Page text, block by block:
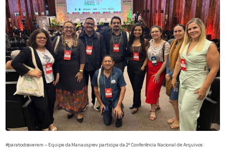
#paratodosverem – Equipe da Manausprev participa da 2ª Conferência Nacional de Arquivos